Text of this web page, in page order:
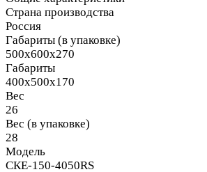
Страна производства
Россия
Габариты (в упаковке)
500х600х270
Габариты
400х500х170
Вес
26
Вес (в упаковке)
28
Модель
СКЕ-150-4050RS